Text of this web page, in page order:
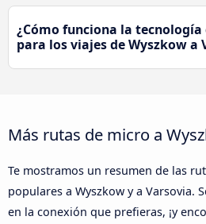
¿Cómo funciona la tecnología
para los viajes de Wyszkow a
Más rutas de micro a
Te mostramos un resumen de las
populares a Wyszkow y a Varsovia.
en la conexión que prefieras, ¡y